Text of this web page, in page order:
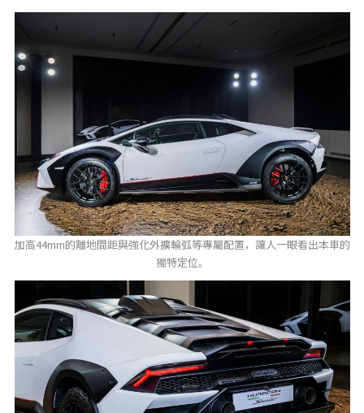
加高44mm的離地間距與強化外擴輪弧等專屬配置，讓人一眼看出本車的
獨特定位。